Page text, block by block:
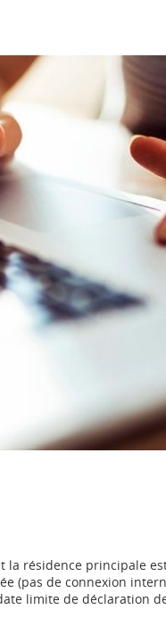
la résidence principale
(pas de connexion
limite de déclaration